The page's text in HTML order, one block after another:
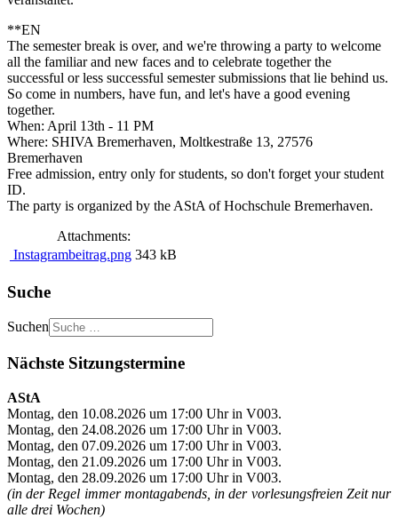
**EN
The semester break is over, and we're throwing a party to welcome
all the familiar and new faces and to celebrate together the
successful or less successful semester submissions that lie behind us.
So come in numbers, have fun, and let's have a good evening
together.
When: April 13th - 11 PM
Where: SHIVA Bremerhaven, Moltkestraße 13, 27576
Bremerhaven
Free admission, entry only for students, so don't forget your student
ID.
The party is organized by the AStA of Hochschule Bremerhaven.
Attachments:
Instagrambeitrag.png 343 kB
Suche
Suchen
Nächste Sitzungstermine
AStA
Montag, den 10.08.2026 um 17:00 Uhr in V003.
Montag, den 24.08.2026 um 17:00 Uhr in V003.
Montag, den 07.09.2026 um 17:00 Uhr in V003.
Montag, den 21.09.2026 um 17:00 Uhr in V003.
Montag, den 28.09.2026 um 17:00 Uhr in V003.
(in der Regel immer montagabends, in der vorlesungsfreien Zeit nur
alle drei Wochen)